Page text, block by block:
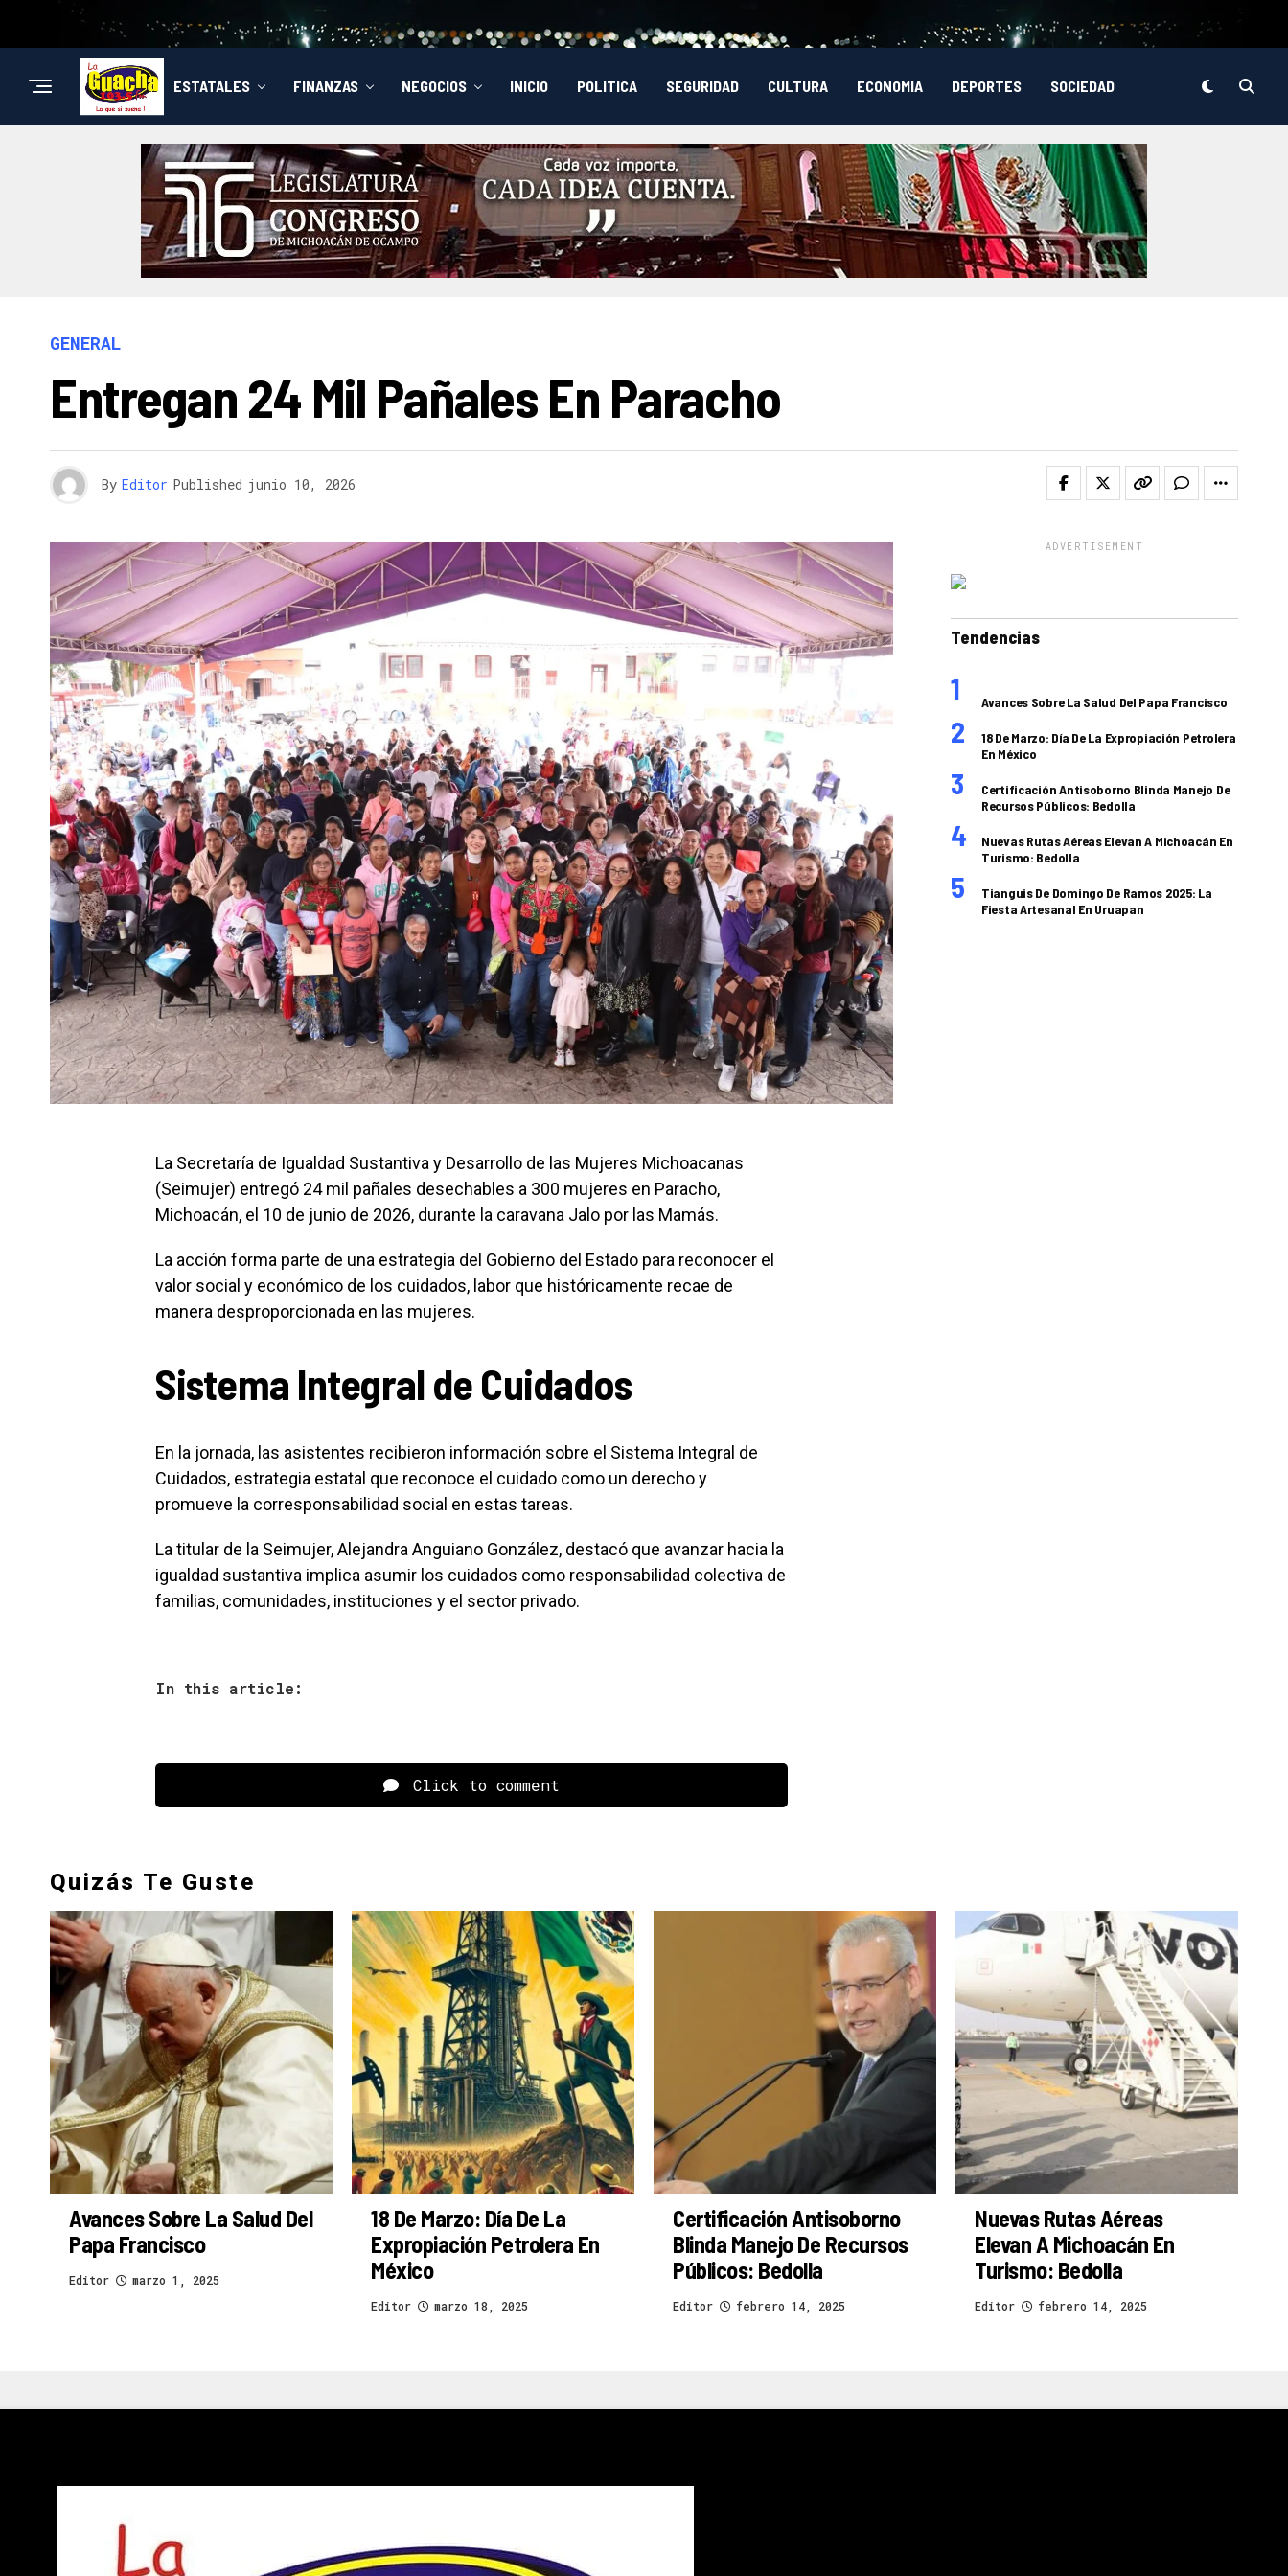
ESTATALES FINANZAS NEGOCIOS INICIO POLITICA SEGURIDAD CULTURA ECONOMIA DEPORTES SOCIEDAD
GENERAL
Entregan 24 Mil Pañales En Paracho
By Editor Published junio 10, 2026
La Secretaría de Igualdad Sustantiva y Desarrollo de las Mujeres Michoacanas
(Seimujer) entregó 24 mil pañales desechables a 300 mujeres en Paracho,
Michoacán, el 10 de junio de 2026, durante la caravana Jalo por las Mamás.
La acción forma parte de una estrategia del Gobierno del Estado para reconocer el
valor social y económico de los cuidados, labor que históricamente recae de
manera desproporcionada en las mujeres.
Sistema Integral de Cuidados
En la jornada, las asistentes recibieron información sobre el Sistema Integral de
Cuidados, estrategia estatal que reconoce el cuidado como un derecho y
promueve la corresponsabilidad social en estas tareas.
La titular de la Seimujer, Alejandra Anguiano González, destacó que avanzar hacia la
igualdad sustantiva implica asumir los cuidados como responsabilidad colectiva de
familias, comunidades, instituciones y el sector privado.
In this article:
Click to comment
ADVERTISEMENT
Tendencias
Avances Sobre La Salud Del Papa Francisco
18 De Marzo: Día De La Expropiación Petrolera
En México
Certificación Antisoborno Blinda Manejo De
Recursos Públicos: Bedolla
Nuevas Rutas Aéreas Elevan A Michoacán En
Turismo: Bedolla
Tianguis De Domingo De Ramos 2025: La
Fiesta Artesanal En Uruapan
Quizás Te Guste
Avances Sobre La Salud Del
Papa Francisco
Editor marzo 1, 2025
18 De Marzo: Día De La
Expropiación Petrolera En
México
Editor marzo 18, 2025
Certificación Antisoborno
Blinda Manejo De Recursos
Públicos: Bedolla
Editor febrero 14, 2025
Nuevas Rutas Aéreas
Elevan A Michoacán En
Turismo: Bedolla
Editor febrero 14, 2025